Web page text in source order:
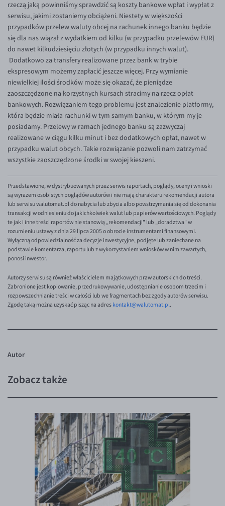
EUR/CNY
EUR/HKD
EUR/HUF
EUR/ILS
EUR/JPY
EUR/NZD
EUR/RON
EUR/SGD
EUR/ZAR
GBP/USD
USD/CHF
GBP/CHF
rzeczą jaką powinniśmy sprawdzić są koszty bankowe wpłat i wypłat z
serwisu, jakimi zostaniemy obciążeni. Niestety w większości
przypadków przelew waluty obcej na rachunek innego banku będzie
się dla nas wiązał z wydatkiem od kilku (w przypadku przelewów EUR)
do nawet kilkudziesięciu złotych (w przypadku innych walut).
Dodatkowo za transfery realizowane przez bank w trybie
ekspresowym możemy zapłacić jeszcze więcej. Przy wymianie
niewielkiej ilości środków może się okazać, że pieniądze
zaoszczędzone na korzystnych kursach stracimy na rzecz opłat
bankowych. Rozwiązaniem tego problemu jest znalezienie platformy,
która będzie miała rachunki w tym samym banku, w którym my je
posiadamy. Przelewy w ramach jednego banku są zazwyczaj
realizowane w ciągu kilku minut i bez dodatkowych opłat, nawet w
przypadku walut obcych. Takie rozwiązanie pozwoli nam zatrzymać
wszystkie zaoszczędzone środki w swojej kieszeni.
Przedstawione, w dystrybuowanych przez serwis raportach, poglądy, oceny i wnioski
są wyrazem osobistych poglądów autorów i nie mają charakteru rekomendacji autora
lub serwisu walutomat.pl do nabycia lub zbycia albo powstrzymania się od dokonania
transakcji w odniesieniu do jakichkolwiek walut lub papierów wartościowych. Poglądy
te jak i inne treści raportów nie stanowią „rekomendacji" lub „doradztwa" w
rozumieniu ustawy z dnia 29 lipca 2005 o obrocie instrumentami finansowymi.
Wyłączną odpowiedzialność za decyzje inwestycyjne, podjęte lub zaniechane na
podstawie komentarza, raportu lub z wykorzystaniem wniosków w nim zawartych,
ponosi inwestor.
Autorzy serwisu są również właścicielem majątkowych praw autorskich do treści.
Zabronione jest kopiowanie, przedrukowywanie, udostępnianie osobom trzecim i
rozpowszechnianie treści w całości lub we fragmentach bez zgody autorów serwisu.
Zgodę taką można uzyskać pisząc na adres kontakt@walutomat.pl.
Autor
Zobacz także